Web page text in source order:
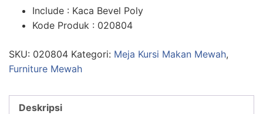
Include : Kaca Bevel Poly
Kode Produk : 020804
SKU: 020804 Kategori: Meja Kursi Makan Mewah,
Furniture Mewah
Deskripsi